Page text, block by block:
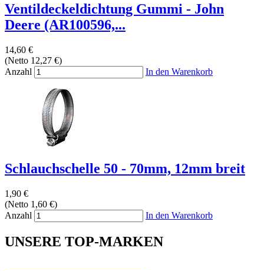
Ventildeckeldichtung Gummi - John
Deere (AR100596,...
14,60 €
(Netto 12,27 €)
Anzahl
In den Warenkorb
Schlauchschelle 50 - 70mm, 12mm breit
1,90 €
(Netto 1,60 €)
Anzahl
In den Warenkorb
UNSERE TOP-MARKEN